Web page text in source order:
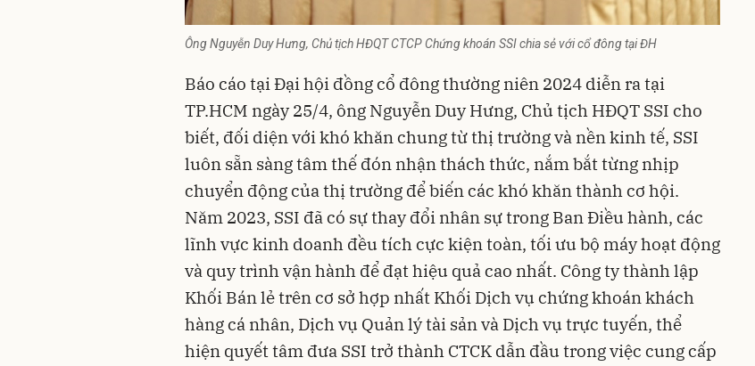
Ông Nguyễn Duy Hưng, Chủ tịch HĐQT CTCP Chứng khoán SSI chia sẻ với cổ đông tại ĐH
Báo cáo tại Đại hội đồng cổ đông thường niên 2024 diễn ra tại
TP.HCM ngày 25/4, ông Nguyễn Duy Hưng, Chủ tịch HĐQT SSI cho
biết, đối diện với khó khăn chung từ thị trường và nền kinh tế, SSI
luôn sẵn sàng tâm thế đón nhận thách thức, nắm bắt từng nhịp
chuyển động của thị trường để biến các khó khăn thành cơ hội.
Năm 2023, SSI đã có sự thay đổi nhân sự trong Ban Điều hành, các
lĩnh vực kinh doanh đều tích cực kiện toàn, tối ưu bộ máy hoạt động
và quy trình vận hành để đạt hiệu quả cao nhất. Công ty thành lập
Khối Bán lẻ trên cơ sở hợp nhất Khối Dịch vụ chứng khoán khách
hàng cá nhân, Dịch vụ Quản lý tài sản và Dịch vụ trực tuyến, thể
hiện quyết tâm đưa SSI trở thành CTCK dẫn đầu trong việc cung cấp